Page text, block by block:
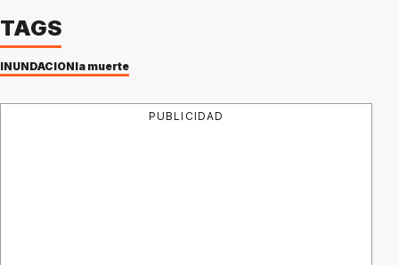
TAGS
INUNDACIÓNla muerte
PUBLICIDAD